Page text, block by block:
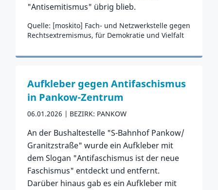
"Antisemitismus" übrig blieb.
Quelle: [moskito] Fach- und Netzwerkstelle gegen
Rechtsextremismus, für Demokratie und Vielfalt
Zum Vorfall
Aufkleber gegen Antifaschismus
in Pankow-Zentrum
06.01.2026 BEZIRK: PANKOW
An der Bushaltestelle "S-Bahnhof Pankow/
Granitzstraße" wurde ein Aufkleber mit
dem Slogan "Antifaschismus ist der neue
Faschismus" entdeckt und entfernt.
Darüber hinaus gab es ein Aufkleber mit